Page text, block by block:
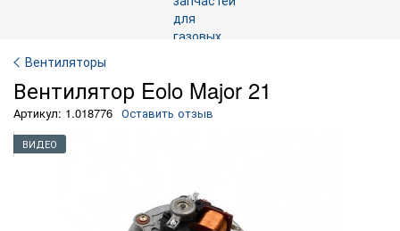
Вентиляторы
Вентилятор Eolo Major 21
Артикул: 1.018776 Оставить отзыв
ВИДЕО